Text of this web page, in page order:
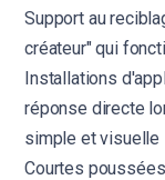
Support au
créateur" qui
Installations
réponse directe
simple et visuelle
Courtes